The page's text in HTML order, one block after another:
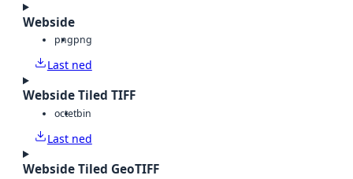
Webside
pngpng
Last ned
Webside Tiled TIFF
octetbin
Last ned
Webside Tiled GeoTIFF